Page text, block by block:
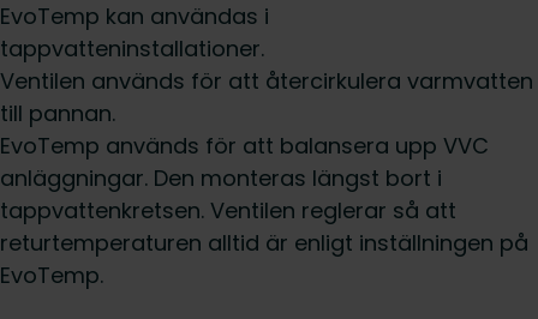
EvoTemp kan användas i
tappvatteninstallationer.
Ventilen används för att återcirkulera varmvatten
till pannan.
EvoTemp används för att balansera upp VVC
anläggningar. Den monteras längst bort i
tappvattenkretsen. Ventilen reglerar så att
returtemperaturen alltid är enligt inställningen på
EvoTemp.